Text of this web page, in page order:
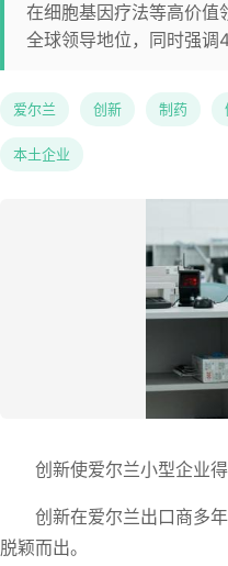
在细胞基因疗法等高价值
全球领导地位，同时强调
爱尔兰 创新 制药
本土企业
创新使爱尔兰小型企业
创新在爱尔兰出口商多
脱颖而出。